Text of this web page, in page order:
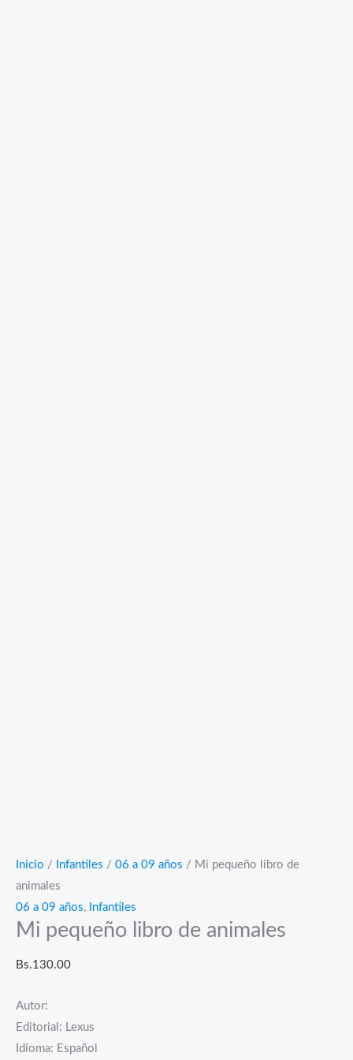
Inicio / Infantiles / 06 a 09 años / Mi pequeño libro de
animales
06 a 09 años, Infantiles
Mi pequeño libro de animales
Bs.130.00
Autor:
Editorial: Lexus
Idioma: Español